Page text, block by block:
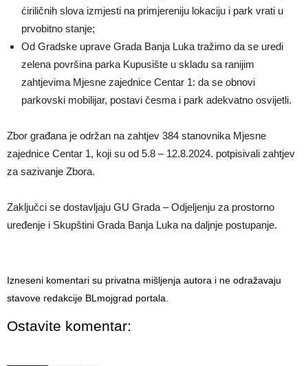
ćiriličnih slova izmjesti na primjereniju lokaciju i park vrati u
prvobitno stanje;
Od Gradske uprave Grada Banja Luka tražimo da se uredi
zelena površina parka Kupusište u skladu sa ranijim
zahtjevima Mjesne zajednice Centar 1: da se obnovi
parkovski mobilijar, postavi česma i park adekvatno osvijetli.
Zbor građana je održan na zahtjev 384 stanovnika Mjesne
zajednice Centar 1, koji su od 5.8 – 12.8.2024. potpisivali zahtjev
za sazivanje Zbora.
Zaključci se dostavljaju GU Grada – Odjeljenju za prostorno
uređenje i Skupštini Grada Banja Luka na daljnje postupanje.
Izneseni komentari su privatna mišljenja autora i ne odražavaju
stavove redakcije BLmojgrad portala.
Ostavite komentar: